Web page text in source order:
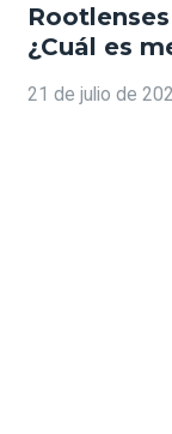
¿Cuál es
21 de julio de